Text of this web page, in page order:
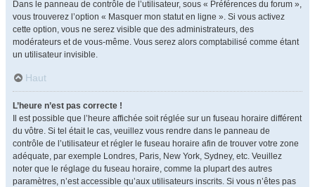
Dans le panneau de contrôle de l’utilisateur, sous « Préférences du forum »,
vous trouverez l’option « Masquer mon statut en ligne ». Si vous activez
cette option, vous ne serez visible que des administrateurs, des
modérateurs et de vous-même. Vous serez alors comptabilisé comme étant
un utilisateur invisible.
Haut
L’heure n’est pas correcte !
Il est possible que l’heure affichée soit réglée sur un fuseau horaire différent
du vôtre. Si tel était le cas, veuillez vous rendre dans le panneau de
contrôle de l’utilisateur et régler le fuseau horaire afin de trouver votre zone
adéquate, par exemple Londres, Paris, New York, Sydney, etc. Veuillez
noter que le réglage du fuseau horaire, comme la plupart des autres
paramètres, n’est accessible qu’aux utilisateurs inscrits. Si vous n’êtes pas